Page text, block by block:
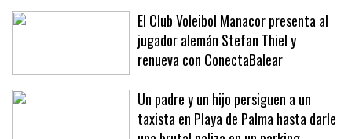
El Club Voleibol Manacor presenta al
jugador alemán Stefan Thiel y
renueva con ConectaBalear
Un padre y un hijo persiguen a un